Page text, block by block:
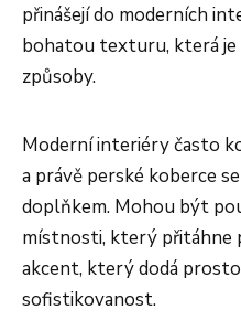
přinášejí do moderních
bohatou texturu, která je
způsoby.
Moderní interiéry často
a právě perské koberce
doplňkem. Mohou být
místnosti, který přitáhne
akcent, který dodá
sofistikovanost.